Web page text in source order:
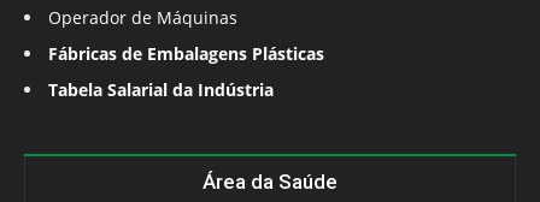
Operador de Máquinas
Fábricas de Embalagens Plásticas
Tabela Salarial da Indústria
Área da Saúde